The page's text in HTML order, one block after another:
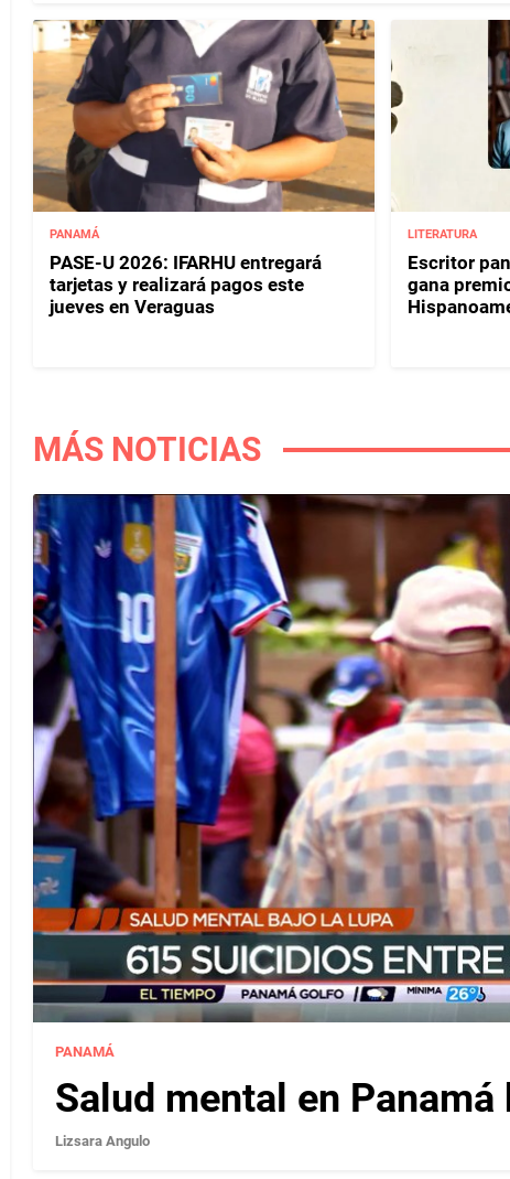
PANAMÁ
PASE-U 2026: IFARHU entregará
tarjetas y realizará pagos este
jueves en Veraguas
LITERATURA
Escritor
gana
MÁS NOTICIAS
PANAMÁ
Salud mental en Panamá
Lizsara Angulo